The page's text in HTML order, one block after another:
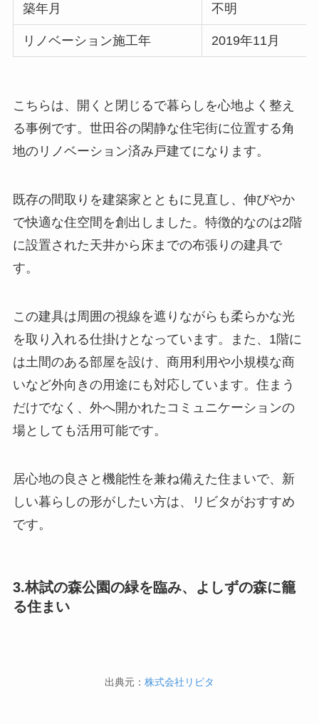
築年月 不明
リノベーション施工年 2019年11月
こちらは、開くと閉じるで暮らしを心地よく整え
る事例です。世田谷の閑静な住宅街に位置する角
地のリノベーション済み戸建てになります。
既存の間取りを建築家とともに見直し、伸びやか
で快適な住空間を創出しました。特徴的なのは2階
に設置された天井から床までの布張りの建具で
す。
この建具は周囲の視線を遮りながらも柔らかな光
を取り入れる仕掛けとなっています。また、1階に
は土間のある部屋を設け、商用利用や小規模な商
いなど外向きの用途にも対応しています。住まう
だけでなく、外へ開かれたコミュニケーションの
場としても活用可能です。
居心地の良さと機能性を兼ね備えた住まいで、新
しい暮らしの形がしたい方は、リビタがおすすめ
です。
3.林試の森公園の緑を臨み、よしずの森に籠
る住まい
出典元： 株式会社リビタ